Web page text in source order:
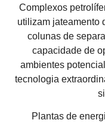
Complexos
utilizam jateamento
colunas de
capacidade de
ambientes
tecnologia
Plantas de